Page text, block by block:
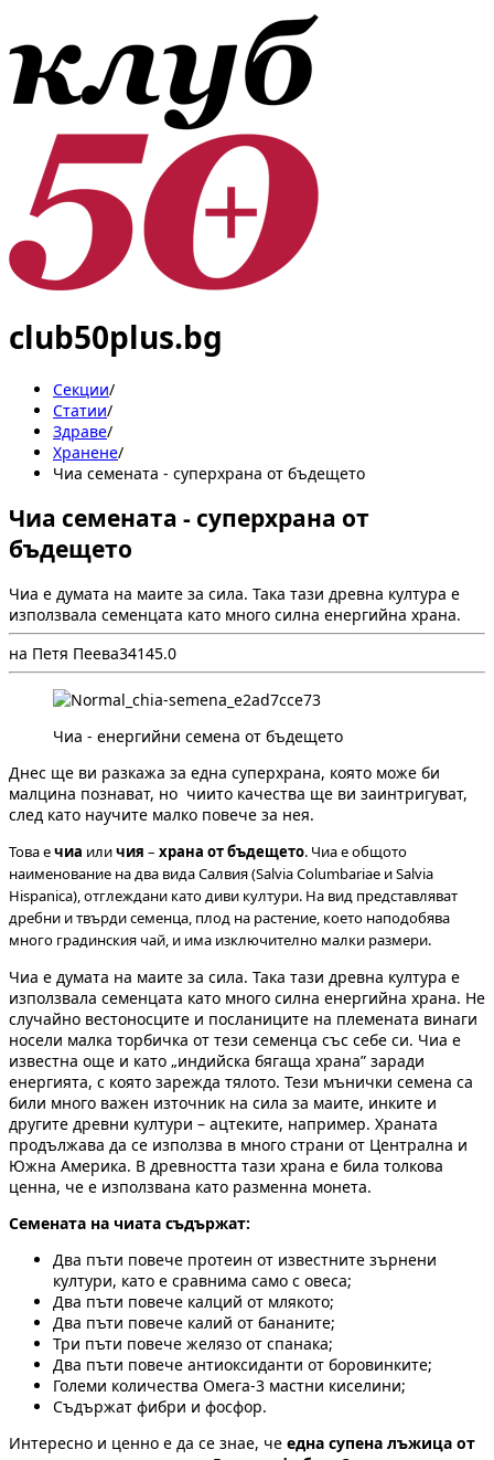
club50plus.bg
Секции/
Статии/
Здраве/
Хранене/
Чиа семената - суперхрана от бъдещето
Чиа семената - суперхрана от
бъдещето
Чиа е думата на маите за сила. Така тази древна култура е
използвала семенцата като много силна енергийна храна.
на Петя Пеева34145.0
Чиа - енергийни семена от бъдещето
Днес ще ви разкажа за една суперхрана, която може би
малцина познават, но чиито качества ще ви заинтригуват,
след като научите малко повече за нея.
Това ечиа иличия – храна от бъдещето. Чиа е общото
наименование на два вида Салвия (Salvia Columbariae и Salvia
Hispanica), отглеждани като диви култури. На вид представляват
дребни и твърди семенца, плод на растение, което наподобява
много градинския чай, и има изключително малки размери.
Чиа е думата на маите за сила. Така тази древна култура е
използвала семенцата като много силна енергийна храна. Не
случайно вестоносците и посланиците на племената винаги
носели малка торбичка от тези семенца със себе си. Чиа е
известна още и като „индийска бягаща храна” заради
енергията, с която зарежда тялото. Тези мънички семена са
били много важен източник на сила за маите, инките и
другите древни култури – ацтеките, например. Храната
продължава да се използва в много страни от Централна и
Южна Америка. В древността тази храна е била толкова
ценна, че е използвана като разменна монета.
Семената на чиата съдържат:
Два пъти повече протеин от известните зърнени
култури, като е сравнима само с овеса;
Два пъти повече калций от млякото;
Два пъти повече калий от бананите;
Три пъти повече желязо от спанака;
Два пъти повече антиоксиданти от боровинките;
Големи количества Омега-3 мастни киселини;
Съдържат фибри и фосфор.
Интересно и ценно е да се знае, че една супена лъжица от